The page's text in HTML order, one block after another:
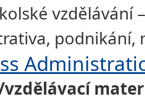
vzdělávání